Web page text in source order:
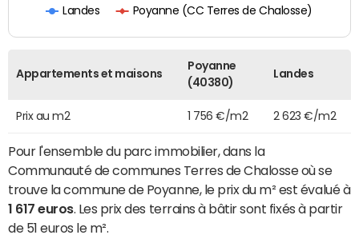
Landes Poyanne (CC Terres de Chalosse)
Appartements et maisons
Poyanne
(40380)
Landes
Prix au m2 1 756 €/m2 2 623 €/m2
Pour l'ensemble du parc immobilier, dans la
Communauté de communes Terres de Chalosse où se
trouve la commune de Poyanne, le prix du m² est évalué à
1 617 euros. Les prix des terrains à bâtir sont fixés à partir
de 51 euros le m².